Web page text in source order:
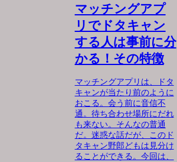
マッチングアプ
リでドタキャン
する人は事前に分
かる！その特徴
マッチングアプリは、ドタ
キャンが当たり前のように
おこる。会う前に音信不
通。待ち合わせ場所にだれ
も来ない。そんなの普通
だ。迷惑な話だが、このド
タキャン野郎どもは見分け
ることができる。今回は、